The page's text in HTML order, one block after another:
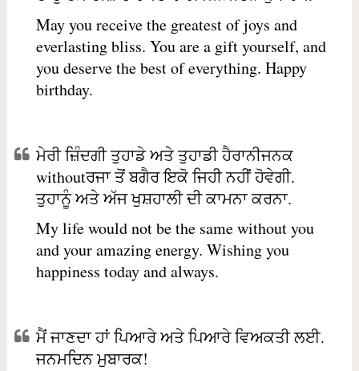
May you receive the greatest of joys and
everlasting bliss. You are a gift yourself, and
you deserve the best of everything. Happy
birthday.
ਮੇਰੀ ਜ਼ਿੰਦਗੀ ਤੁਹਾਡੇ ਅਤੇ ਤੁਹਾਡੀ ਹੈਰਾਨੀਜਨਕ
withoutਰਜਾ ਤੋਂ ਬਗੈਰ ਇਕੋ ਜਿਹੀ ਨਹੀਂ ਹੋਵੇਗੀ.
ਤੁਹਾਨੂੰ ਅਤੇ ਅੱਜ ਖੁਸ਼ਹਾਲੀ ਦੀ ਕਾਮਨਾ ਕਰਨਾ.
My life would not be the same without you
and your amazing energy. Wishing you
happiness today and always.
ਮੈਂ ਜਾਣਦਾ ਹਾਂ ਪਿਆਰੇ ਅਤੇ ਪਿਆਰੇ ਵਿਅਕਤੀ ਲਈ.
ਜਨਮਦਿਨ ਮੁਬਾਰਕ!